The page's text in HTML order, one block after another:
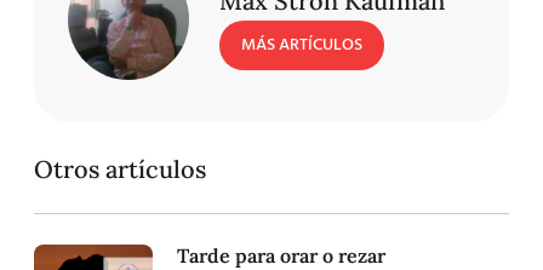
MÁS ARTÍCULOS
Otros artículos
Tarde para orar o rezar